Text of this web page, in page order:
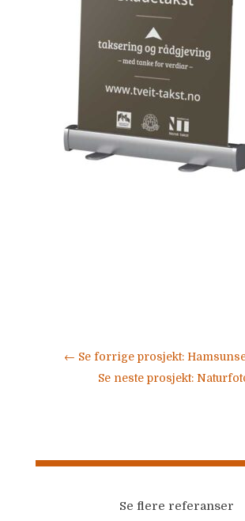
← Se forrige prosjekt:
Se neste prosjekt:
Se flere referanser